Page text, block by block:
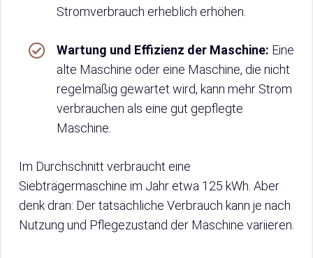
Stromverbrauch erheblich erhöhen.
Wartung und Effizienz der Maschine: Eine
alte Maschine oder eine Maschine, die nicht
regelmäßig gewartet wird, kann mehr Strom
verbrauchen als eine gut gepflegte
Maschine.
Im Durchschnitt verbraucht eine
Siebträgermaschine im Jahr etwa 125 kWh. Aber
denk dran: Der tatsächliche Verbrauch kann je nach
Nutzung und Pflegezustand der Maschine variieren.